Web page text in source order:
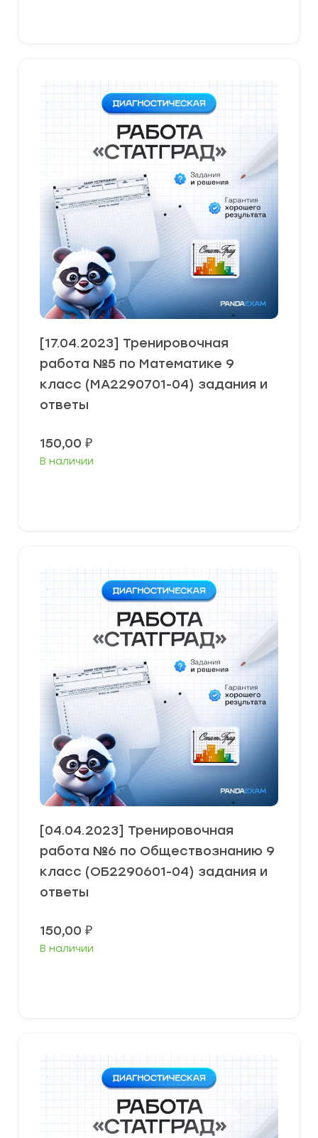
[17.04.2023] Тренировочная
работа №5 по Математике 9
класс (МА2290701-04) задания и
ответы
150,00 ₽
В наличии
[04.04.2023] Тренировочная
работа №6 по Обществознанию 9
класс (ОБ2290601-04) задания и
ответы
150,00 ₽
В наличии